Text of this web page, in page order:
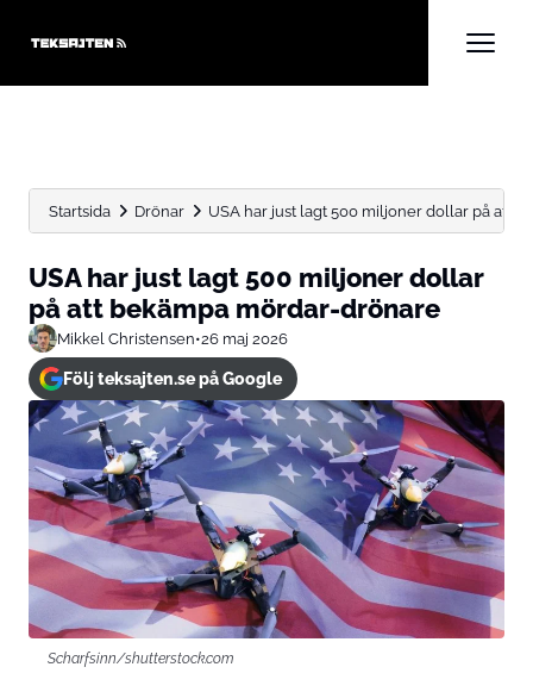
Startsida Drönar USA har just lagt 500 miljoner dollar på att
USA har just lagt 500 miljoner dollar
på att bekämpa mördar-drönare
Mikkel Christensen•26 maj 2026
Följ teksajten.se på Google
Scharfsinn/shutterstock.com